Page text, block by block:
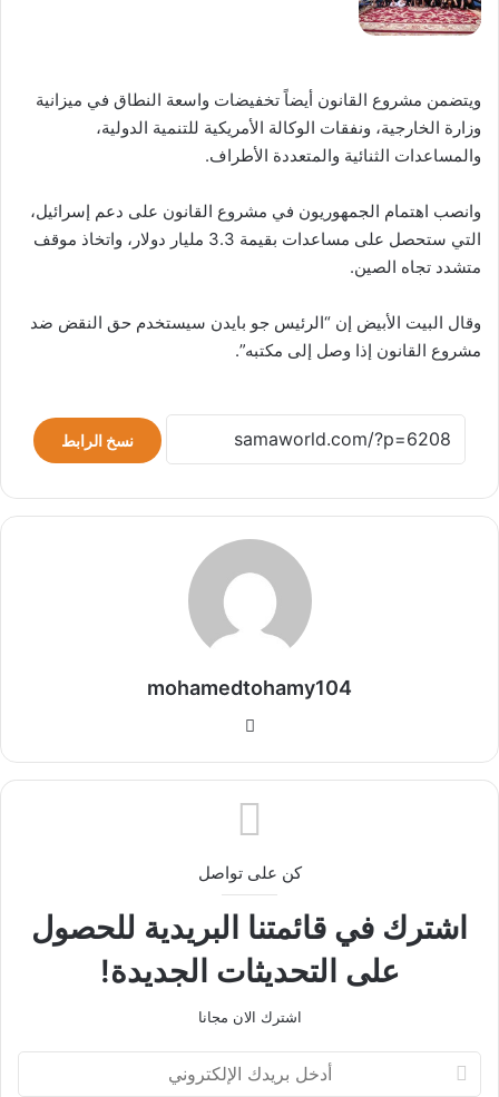
ويتضمن مشروع القانون أيضاً تخفيضات واسعة النطاق في ميزانية
وزارة الخارجية، ونفقات الوكالة الأمريكية للتنمية الدولية،
والمساعدات الثنائية والمتعددة الأطراف.
وانصب اهتمام الجمهوريون في مشروع القانون على دعم إسرائيل،
التي ستحصل على مساعدات بقيمة 3.3 مليار دولار، واتخاذ موقف
متشدد تجاه الصين.
وقال البيت الأبيض إن “الرئيس جو بايدن سيستخدم حق النقض ضد
مشروع القانون إذا وصل إلى مكتبه”.
نسخ الرابط
mohamedtohamy104
كن على تواصل
اشترك في قائمتنا البريدية للحصول
على التحديثات الجديدة!
اشترك الان مجانا
بريدك